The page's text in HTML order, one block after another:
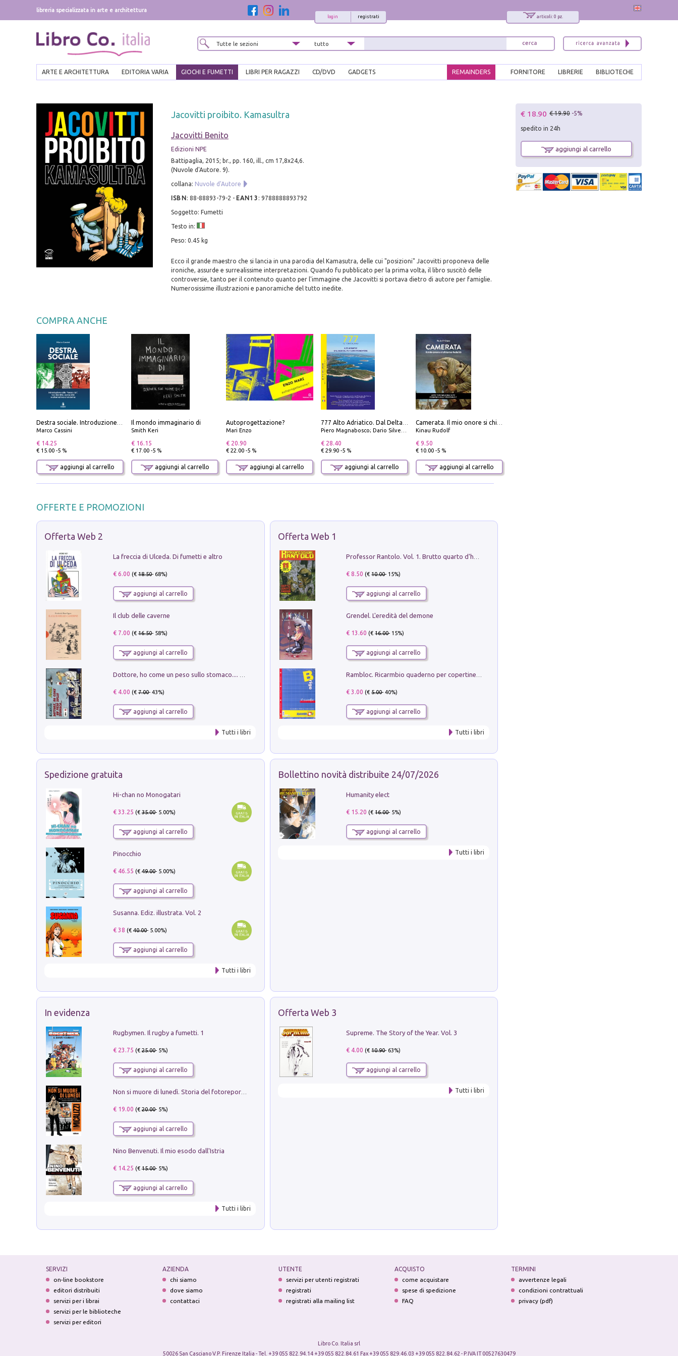
libreria specializzata in arte e architettura
articoli: 0 pz.
registrati
login
ARTE E ARCHITETTURA EDITORIA VARIA GIOCHI E FUMETTI LIBRI PER RAGAZZI CD/DVD GADGETS BIBLIOTECHE
LIBRERIE
FORNITORE
REMAINDERS
Jacovitti proibito. Kamasultra
Jacovitti Benito
Edizioni NPE
Battipaglia, 2015; br., pp. 160, ill., cm 17,8x24,6.
(Nuvole d'Autore. 9).
collana: Nuvole d'Autore
ISBN : 88-88893-79-2 - EAN13 : 9788888893792
Soggetto: Fumetti
Testo in:
Peso: 0.45 kg
Ecco il grande maestro che si lancia in una parodia del Kamasutra, delle cui "posizioni" Jacovitti proponeva delle
ironiche, assurde e surrealissime interpretazioni. Quando fu pubblicato per la prima volta, il libro suscitò delle
controversie, tanto per il contenuto quanto per l'immagine che Jacovitti si portava dietro di autore per famiglie.
Numerosissime illustrazioni e panoramiche del tutto inedite.
COMPRA ANCHE
Marco Cassini
€ 14.25
€ 15.00 -5 %
aggiungi al carrello
Il mondo immaginario di
Smith Keri
€ 16.15
€ 17.00 -5 %
aggiungi al carrello
Autoprogettazione?
Mari Enzo
€ 20.90
€ 22.00 -5 %
aggiungi al carrello
Piero Magnabosco; Dario Silvestro; Marco Sbrizzi
€ 28.40
€ 29.90 -5 %
aggiungi al carrello
Kinau Rudolf
€ 9.50
€ 10.00 -5 %
aggiungi al carrello
OFFERTE E PROMOZIONI
Offerta Web 2
La freccia di Ulceda. Di fumetti e altro
€ 6.00 (€18.50- 68%)
aggiungi al carrello
Il club delle caverne
€ 7.00 (€16.50- 58%)
aggiungi al carrello
€ 4.00 (€7.00- 43%)
aggiungi al carrello
Tutti i libri
Offerta Web 1
€ 8.50 (€10.00- 15%)
aggiungi al carrello
Grendel. L'eredità del demone
€ 13.60 (€16.00- 15%)
aggiungi al carrello
€ 3.00 (€5.00- 40%)
aggiungi al carrello
Tutti i libri
Spedizione gratuita
Hi-chan no Monogatari
€ 33.25 (€35.00- 5.00%)
aggiungi al carrello
Pinocchio
€ 46.55 (€49.00- 5.00%)
aggiungi al carrello
Susanna. Ediz. illustrata. Vol. 2
€ 38 (€40.00- 5.00%)
aggiungi al carrello
Tutti i libri
Bollettino novità distribuite 24/07/2026
Humanity elect
€ 15.20 (€16.00- 5%)
aggiungi al carrello
Tutti i libri
In evidenza
Rugbymen. Il rugby a fumetti. 1
€ 23.75 (€25.00- 5%)
aggiungi al carrello
Non si muore di lunedì. Storia del fotoreporter sopravvissuto all'ISIS
€ 19.00 (€20.00- 5%)
aggiungi al carrello
Nino Benvenuti. Il mio esodo dall'Istria
€ 14.25 (€15.00- 5%)
aggiungi al carrello
Tutti i libri
Offerta Web 3
Supreme. The Story of the Year. Vol. 3
€ 4.00 (€10.90- 63%)
aggiungi al carrello
Tutti i libri
€ 18.90 € 19.90 -5%
spedito in 24h
aggiungi al carrello
SERVIZI
on-line bookstore
editori distribuiti
servizi per i librai
servizi per le biblioteche
servizi per editori
AZIENDA
chi siamo
dove siamo
contattaci
UTENTE
servizi per utenti registrati
registrati
registrati alla mailing list
ACQUISTO
come acquistare
spese di spedizione
FAQ
TERMINI
avvertenze legali
condizioni contrattuali
privacy (pdf)
Libro Co. Italia srl
50026 San Casciano V.P. Firenze Italia - Tel. +39 055 822.94.14 +39 055 822.84.61 Fax +39 055 829.46.03 +39 055 822.84.62 - P.IVA IT 00527630479